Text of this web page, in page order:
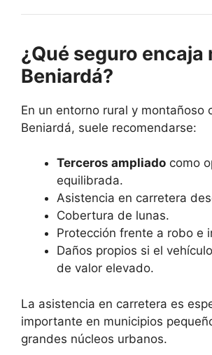
¿Qué seguro encaja
Beniardá?
En un entorno rural y montañoso
Beniardá, suele recomendarse:
Terceros ampliado como
equilibrada.
Asistencia en carretera
Cobertura de lunas.
Protección frente a robo e
Daños propios si el
de valor elevado.
La asistencia en carretera es
importante en municipios
grandes núcleos urbanos.